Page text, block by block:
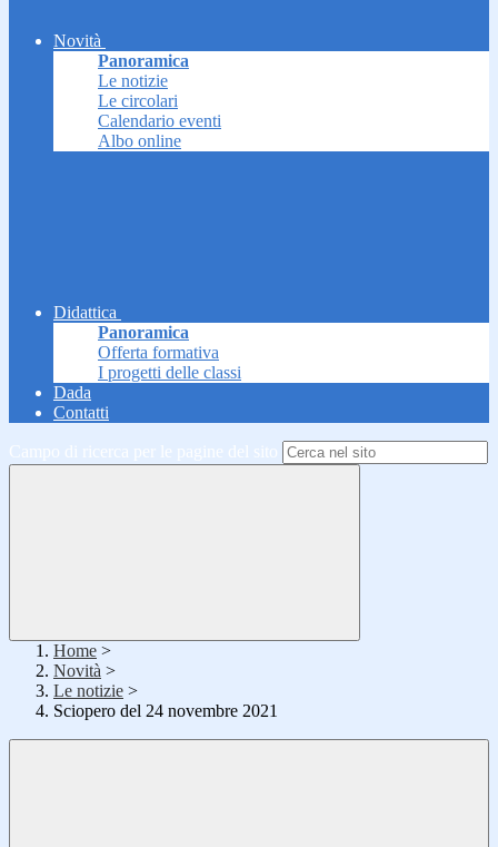
Novità
Panoramica
Le notizie
Le circolari
Calendario eventi
Albo online
Didattica
Panoramica
Offerta formativa
I progetti delle classi
Dada
Contatti
Campo di ricerca per le pagine del sito
Home >
Novità >
Le notizie >
Sciopero del 24 novembre 2021